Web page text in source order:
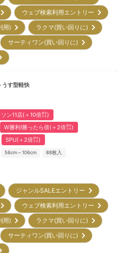
ウェブ検索利用エントリー
用)
ラクマ(買い回りに)
サーティワン(買い回りに)
うす型軽快
ン11店(＋10倍㌽)
W勝利!勝ったら倍(＋2倍㌽)
SPU(＋2倍㌽)
56cm～106cm 88枚入
ジャンルSALEエントリー
ウェブ検索利用エントリー
用)
ラクマ(買い回りに)
サーティワン(買い回りに)